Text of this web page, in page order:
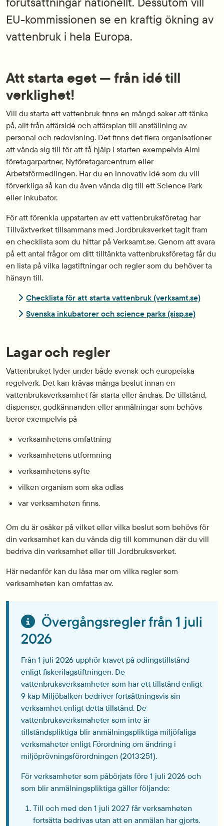
EU-kommissionen se en kraftig ökning av
vattenbruk i hela Europa.
Att starta eget — från idé till
verklighet!
Vill du starta ett vattenbruk finns en mängd saker att tänka
på, allt från affärsidé och affärsplan till anställning av
personal och redovisning. Det finns det flera organisationer
att vända sig till för att få hjälp i starten exempelvis Almi
företagarpartner, Nyföretagarcentrum eller
Arbetsförmedlingen. Har du en innovativ idé som du vill
förverkliga så kan du även vända dig till ett Science Park
eller inkubator.
För att förenkla uppstarten av ett vattenbruksföretag har
Tillväxtverket tillsammans med Jordbruksverket tagit fram
en checklista som du hittar på Verksamt.se. Genom att svara
på ett antal frågor om ditt tilltänkta vattenbruksföretag får du
en lista på vilka lagstiftningar och regler som du behöver ta
hänsyn till.
Checklista för att starta vattenbruk (verksamt.se)Länk
Svenska inkubatorer och science parks (sisp.se)Länk
Lagar och regler
Vattenbruket lyder under både svensk och europeiska
regelverk. Det kan krävas många beslut innan en
vattenbruksverksamhet får starta eller ändras. De tillstånd,
dispenser, godkännanden eller anmälningar som behövs
beror exempelvis på
verksamhetens omfattning
verksamhetens utformning
verksamhetens syfte
vilken organism som ska odlas
var verksamheten finns.
Om du är osäker på vilket eller vilka beslut som behövs för
din verksamhet kan du vända dig till kommunen där du vill
bedriva din verksamhet eller till Jordbruksverket.
Här nedanför kan du läsa mer om vilka regler som
verksamheten kan omfattas av.
Övergångsregler från 1 juli
2026
Från 1 juli 2026 upphör kravet på odlingstillstånd
enligt fiskerilagstiftningen. De
vattenbruksverksamheter som har ett tillstånd enligt
9 kap Miljöbalken bedriver fortsättningsvis sin
verksamhet enligt detta tillstånd. De
vattenbruksverksmaheter som inte är
tillståndspliktiga blir anmälningspliktiga miljöfaliga
verksmaheter enligt Förordning om ändring i
miljöprövningsförordningen (2013:251).
För verksamheter som påbörjats före 1 juli 2026 och
som blir anmälningspliktiga gäller följande:
Till och med den 1 juli 2027 får verksamheten
fortsätta bedrivas utan att en anmälan har gjorts.